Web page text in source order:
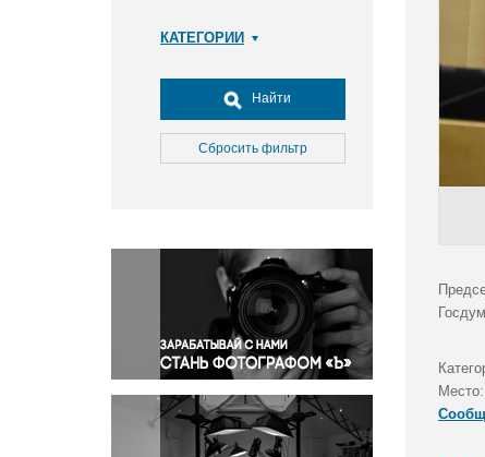
КАТЕГОРИИ
Досуг, туризм и отдых
Культура
Медицина
Окружающая среда
Политика
Правосудие
Происшествия и конфликты
Религия
Светская жизнь
Спорт
Экология
Найти
Сбросить фильтр
Место: